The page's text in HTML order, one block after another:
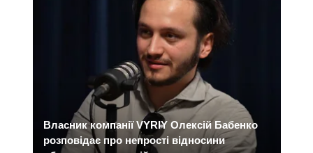
Власник компанії VYRIY Олексій Бабенко
розповідає про непрості відносини